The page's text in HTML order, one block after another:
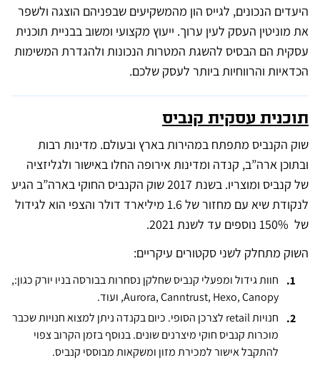
היעדים הנכונים, לגייס הון מהמשקיעים שבפניהם הוצגה ולשפר
את מוניטין העסק לעין ערוך. ייעוץ מקצועי ומשוב בבניית תוכנית
עסקית הם הבסיס להשגת המטרות הנכונות ולהגדרת המשימות
הכדאיות והרווחיות ביותר לעסק שלכם.
תוכנית עסקית קנביס
שוק הקנביס מתפתח במהירות בארץ ובעולם. מדינות רבות
ובתוכן ארה”ב, קנדה ומדינות אירופה החלו באישור ולגליזציה
של קנביס ומוצריו. בשנת 2017 שוק הקנביס החוקי בארה”ב הגיע
לנקודת שיא עם מחזור של 1.6 מיליארד דולר והצפי הוא לגידול
של 150% נוספים עד לשנת 2021.
השוק מתחלק לשני סקטורים עיקריים:
חוות גידול ומפעלי קנביס שחלקן נסחרות בבורסה בניו יורק כגון:,
Aurora, Canntrust, Hexo, Canopy, ועוד.
חנויות retail לצרכן הסופי. כיום בקנדה ניתן למצוא חנויות שכבר
מוכרות קנביס חוקי מיצרנים שונים. בנוסף בזמן הקרוב צפוי
להתקבל אישור למכירת מזון ומשקאות מבוססי קנביס.